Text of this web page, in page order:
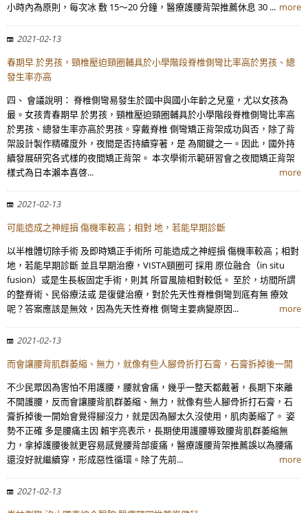
小時內為原則，每次冰 敷 15～20 分鐘，醫療護腰背架推薦休息 30 ... more
2021-02-13
春期早 於男孩，頸椎壓迫頸圈輔具於小學階段脊椎側彎比率高於男孩、總
發生率亦高
四、 會議說明： 脊椎側彎易發生於國中與國小年齡之兒童，尤以女孩為
最。女孩青春期早 於男孩，頸椎壓迫頸圈輔具於小學階段脊椎側彎比率高
於男孩、總發生率亦高於男孩。穿戴脊椎 側彎矯正背架成功與否，除了背
架設計製作精確度外，夜間是否持續穿著，是 為關鍵之一。因此，國外持
續發展研究各式樣的夜間矯正背架。 本次學術示範研習會之夜間矯正背架
樣式為日本瀨本喜啓...
more
2021-02-13
可能造成之神經損 傷機率較高；相對 地，若能早期診斷
以半椎體切除手術 及即時矯正手術所 可能造成之神經損 傷機率較高；相對
地，若能早期診斷 並且早期治療，VISTA頸圈可 採用 原位融合（in situ
fusion）或是生長板固定手術，則其 所冒風險相對較低。 至於，坊間所謂
的整脊術、民俗療法或 是復健治療，對於先天性脊椎側彎到底有無 療效
呢？答案應該是無效，因為先天性脊椎 側彎主要病變原因...
more
2021-02-13
而會讓腰背肌群萎縮、無力，就像有些人腳骨折打石膏，石膏拆掉後一開
不少民眾因為害怕不用護腰，腰就會痛，幾乎一整天都戴著，長期下來離
不開護腰，反而會讓腰背肌群萎縮、無力，就像有些人腳骨折打石膏，石
膏拆掉後一開始會覺得腳沒力，就是因為腳太久沒使用，肌肉萎縮了。 姿
勢不正確 多是腰痛主因 賴宇亮表示，長期使用護腰導致腰背肌群萎縮無
力，拿掉護腰後就更容易感覺腰背部痠痛，醫療護腰背架推薦誤以為腰痛
還沒好就繼續穿，形成惡性循環。除了先前...
more
2021-02-13